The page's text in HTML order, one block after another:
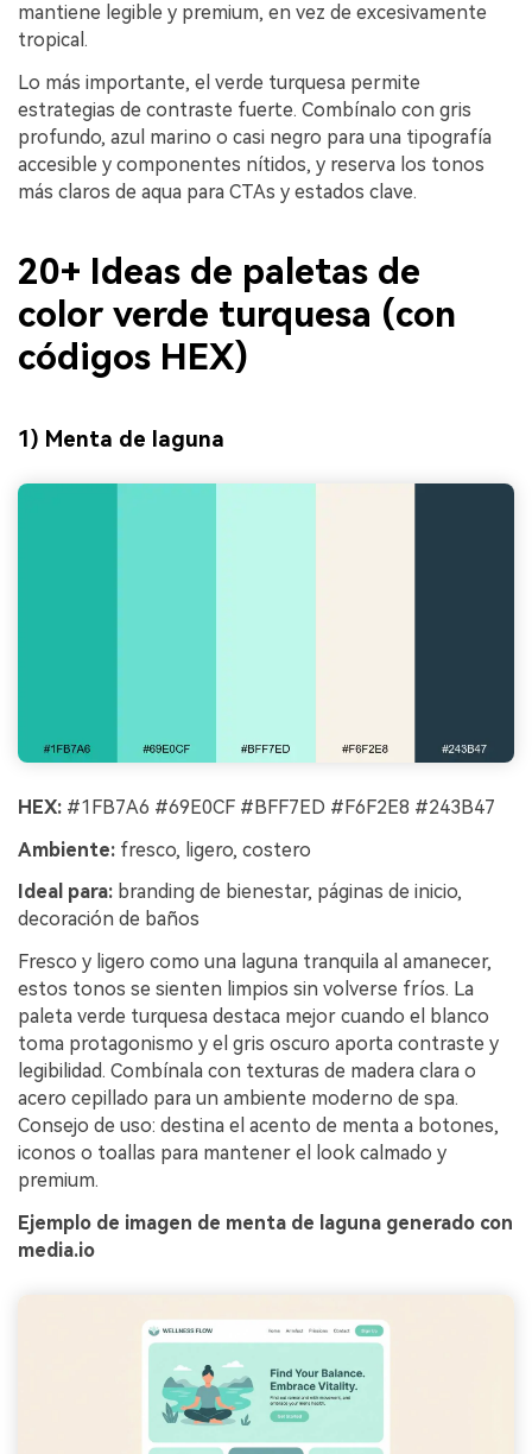
mantiene legible y premium, en vez de excesivamente
tropical.
Lo más importante, el verde turquesa permite
estrategias de contraste fuerte. Combínalo con gris
profundo, azul marino o casi negro para una tipografía
accesible y componentes nítidos, y reserva los tonos
más claros de aqua para CTAs y estados clave.
20+ Ideas de paletas de
color verde turquesa (con
códigos HEX)
1) Menta de laguna
HEX: #1FB7A6 #69E0CF #BFF7ED #F6F2E8 #243B47
Ambiente: fresco, ligero, costero
Ideal para: branding de bienestar, páginas de inicio,
decoración de baños
Fresco y ligero como una laguna tranquila al amanecer,
estos tonos se sienten limpios sin volverse fríos. La
paleta verde turquesa destaca mejor cuando el blanco
toma protagonismo y el gris oscuro aporta contraste y
legibilidad. Combínala con texturas de madera clara o
acero cepillado para un ambiente moderno de spa.
Consejo de uso: destina el acento de menta a botones,
iconos o toallas para mantener el look calmado y
premium.
Ejemplo de imagen de menta de laguna generado con
media.io